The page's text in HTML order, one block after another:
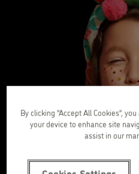
By clicking “Accept All Cookies”,
your device to enhance site
assist in our